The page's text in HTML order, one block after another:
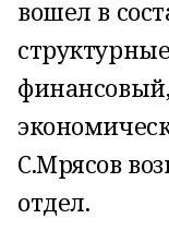
вошел в
С.Мрясов
отдел.